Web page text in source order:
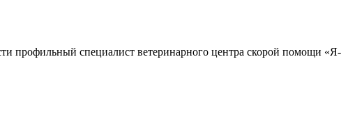
профильный специалист ветеринарного центра скорой помощи «Я-